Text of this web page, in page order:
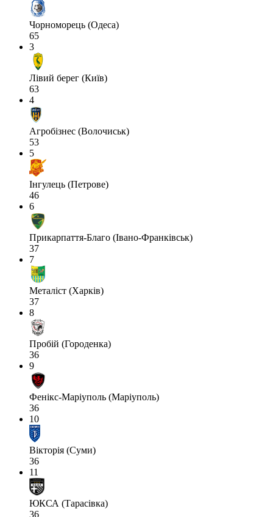
Чорноморець (Одеса)
65
3
Лівий берег (Київ)
63
4
Агробізнес (Волочиськ)
53
5
Інгулець (Петрове)
46
6
Прикарпаття-Благо (Івано-Франківськ)
37
7
Металіст (Харків)
37
8
Пробій (Городенка)
36
9
Фенікс-Маріуполь (Маріуполь)
36
10
Вікторія (Суми)
36
11
ЮКСА (Тарасівка)
36